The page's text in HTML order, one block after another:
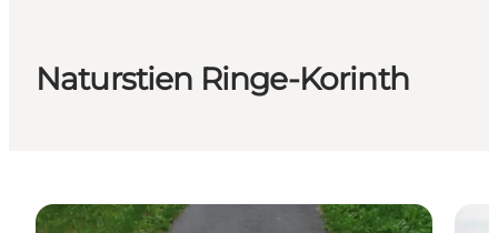
Naturstien Ringe-Korinth